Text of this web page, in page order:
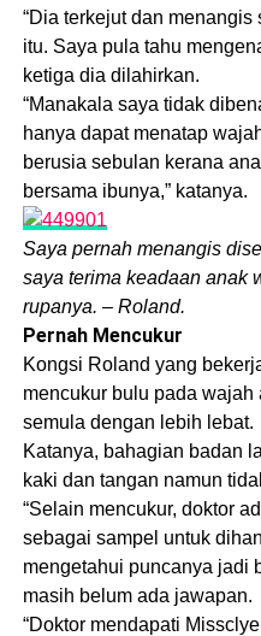
“Dia terkejut dan
itu. Saya pula tahu
ketiga dia dilahirkan.
“Manakala saya tidak
hanya dapat menatap
berusia sebulan kerana
bersama ibunya,” katanya.
Saya pernah menangis
saya terima keadaan anak
rupanya. – Roland.
Pernah Mencukur
Kongsi Roland yang
mencukur bulu pada
semula dengan lebih lebat.
Katanya, bahagian badan
kaki dan tangan namun
“Selain mencukur, doktor
sebagai sampel untuk
mengetahui puncanya jadi
masih belum ada jawapan.
“Doktor mendapati